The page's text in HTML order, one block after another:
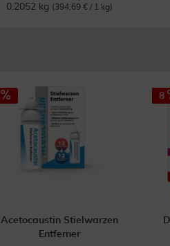
0.2052 kg (394,69 € / 1 kg)
Acetocaustin Stielwarzen
Entferner
8